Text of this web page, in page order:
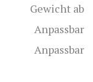
Gewicht ab
Anpassbar
Anpassbar